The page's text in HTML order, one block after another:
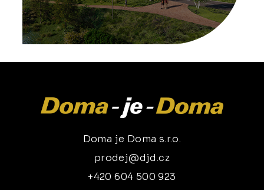
Doma je Doma s.r.o.
prodej@djd.cz
+420 604 500 923